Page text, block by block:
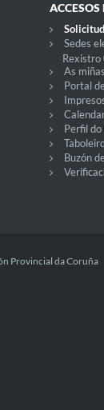
ACCESOS
Sedes
Rexistro
As
Portal
Perfil
Buzón
Provincial da Coruña